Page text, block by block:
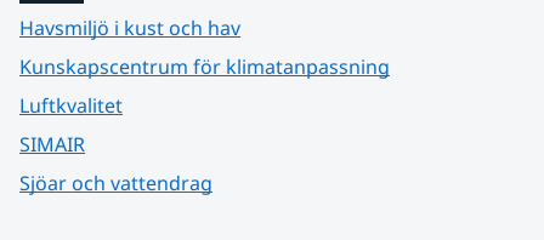
Havsmiljö i kust och hav
Kunskapscentrum för klimatanpassning
Luftkvalitet
SIMAIR
Sjöar och vattendrag